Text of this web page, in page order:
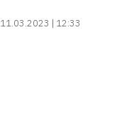
11.03.2023 | 12:33